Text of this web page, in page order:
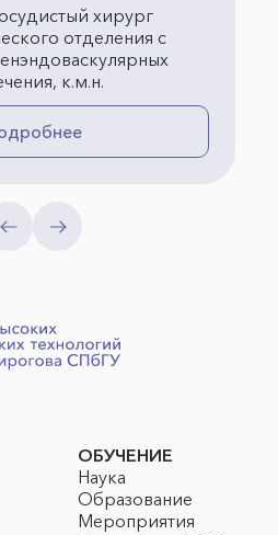
хирург
отделения с
к.м.н.
ОБУЧЕНИЕ
Наука
Образование
Мероприятия